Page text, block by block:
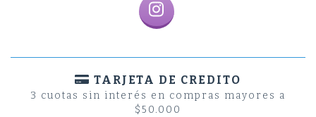
TARJETA DE CREDITO
3 cuotas sin interés en compras mayores a
$50.000